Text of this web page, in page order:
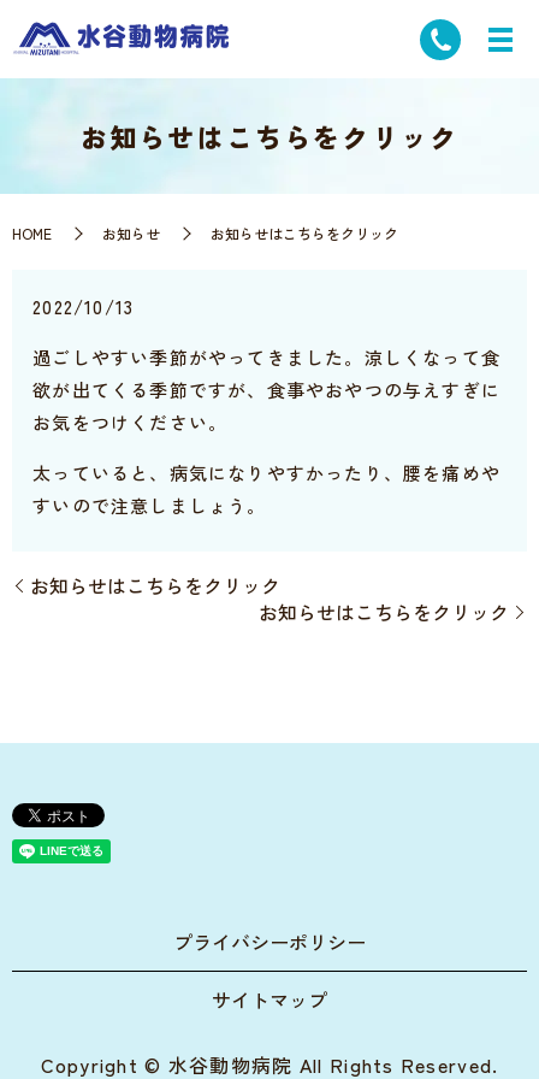
お知らせはこちらをクリック
HOME お知らせ お知らせはこちらをクリック
2022/10/13
過ごしやすい季節がやってきました。涼しくなって食
欲が出てくる季節ですが、食事やおやつの与えすぎに
お気をつけください。
太っていると、病気になりやすかったり、腰を痛めや
すいので注意しましょう。
お知らせはこちらをクリック
お知らせはこちらをクリック
プライバシーポリシー
サイトマップ
Copyright © 水谷動物病院 All Rights Reserved.